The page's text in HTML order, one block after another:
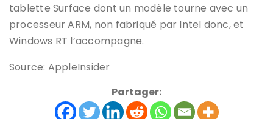
tablette Surface dont un modèle tourne avec un
processeur ARM, non fabriqué par Intel donc, et
Windows RT l’accompagne.
Source: AppleInsider
Partager: